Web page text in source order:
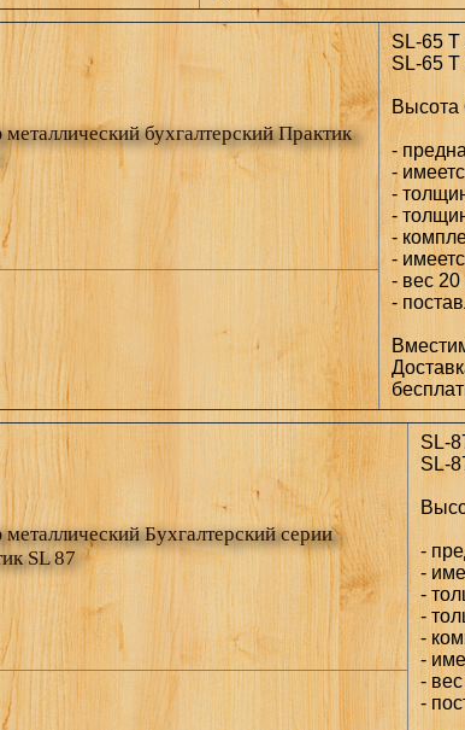
бухгалтерский Практик
SL-65
SL-65 T
Высота
-
-
-
-
-
-
- вес 20
-
Бухгалтерский серии
SL 87
SL-
SL-
-
-
-
-
-
-
- вес
-